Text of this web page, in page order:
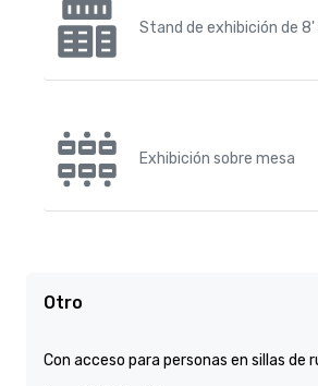
Stand de exhibición de 8'
Exhibición sobre mesa
Otro
Con acceso para personas en sillas de